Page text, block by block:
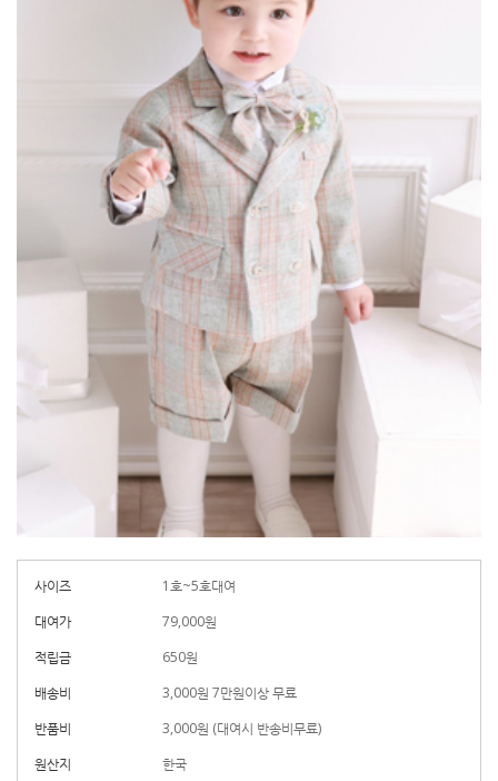
사이즈
1호~5호대여
대여가
79,000원
적립금
650원
배송비
3,000원 7만원이상 무료
반품비
3,000원 (대여시 반송비무료)
원산지
한국